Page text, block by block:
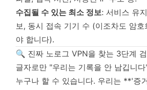
수집될 수 있는 최소 정보: 서비스 유
보, 동시 접속 기기 수 (이조차도 암호
야 합니다).
🔍 진짜 노로그 VPN을 찾는 3단계
글자로만 "우리는 기록을 안 남깁니
누구나 할 수 있습니다. 우리는 **'증